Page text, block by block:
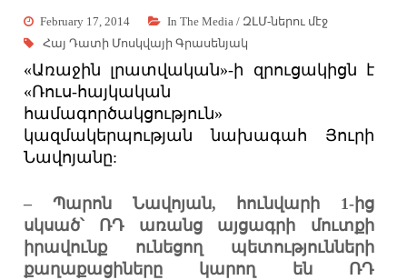
February 17, 2014
In The Media / ԶԼՄ-ներու մէջ
Հայ Դատի Մոսկվայի Գրասենյակ
«Առաջին լրատվական»-ի զրուցակիցն է
«Ռուս-հայկական
համագործակցություն»
կազմակերպության նախագահ Յուրի
Նավոյանը:
– Պարոն Նավոյան, հունվարի 1-ից
սկսած՝ ՌԴ առանց այցագրի մուտքի
իրավունք ունեցող պետությունների
քաղաքացիները կարող են ՌԴ